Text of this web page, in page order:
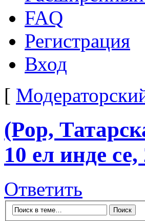
FAQ
Регистрация
Вход
[
(Pop,
10 ел инде
Ответить